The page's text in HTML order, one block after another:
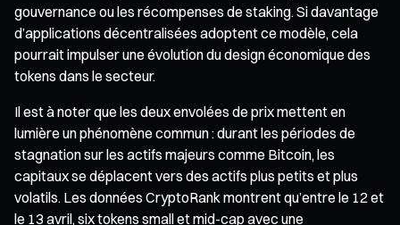
gouvernance ou les récompenses de staking. Si davantage
d’applications décentralisées adoptent ce modèle, cela
pourrait impulser une évolution du design économique des
tokens dans le secteur.
Il est à noter que les deux envolées de prix mettent en
lumière un phénomène commun : durant les périodes de
stagnation sur les actifs majeurs comme Bitcoin, les
capitaux se déplacent vers des actifs plus petits et plus
volatils. Les données CryptoRank montrent qu’entre le 12 et
le 13 avril, six tokens small et mid-cap avec une